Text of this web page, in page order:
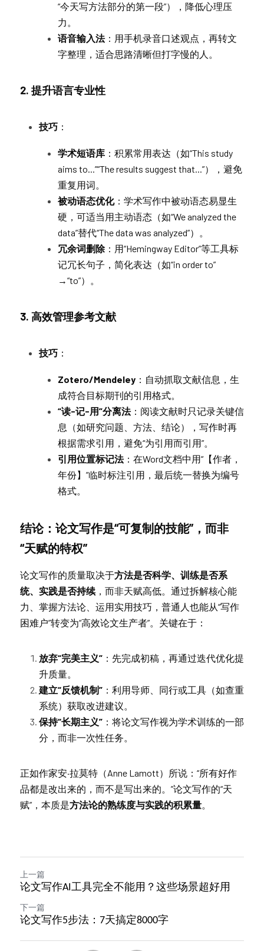
“今天写方法部分的第一段”），降低心理压
力。
语音输入法：用手机录音口述观点，再转文
字整理，适合思路清晰但打字慢的人。
2. 提升语言专业性
技巧 ：
学术短语库 ：积累常用表达（如“This study
aims to...”“The results suggest that...”），避免
重复用词。
被动语态优化：学术写作中被动语态易显生
硬，可适当用主动语态（如“We analyzed the
data”替代“The data was analyzed”）。
冗余词删除：用“Hemingway Editor”等工具标
记冗长句子，简化表达（如“in order to”
→“to”）。
3. 高效管理参考文献
技巧 ：
Zotero/Mendeley ：自动抓取文献信息，生
成符合目标期刊的引用格式。
“读-记-用”分离法：阅读文献时只记录关键信
息（如研究问题、方法、结论），写作时再
根据需求引用，避免“为引用而引用”。
引用位置标记法：在Word文档中用“【作者，
年份】”临时标注引用，最后统一替换为编号
格式。
结论：论文写作是“可复制的技能”，而非
“天赋的特权”
论文写作的质量取决于方法是否科学、训练是否系
统、实践是否持续，而非天赋高低。通过拆解核心能
力、掌握方法论、运用实用技巧，普通人也能从“写作
困难户”转变为“高效论文生产者”。关键在于：
放弃“完美主义” ：先完成初稿，再通过迭代优化提
升质量。
建立“反馈机制” ：利用导师、同行或工具（如查重
系统）获取改进建议。
保持“长期主义” ：将论文写作视为学术训练的一部
分，而非一次性任务。
正如作家安·拉莫特（Anne Lamott）所说：“所有好作
品都是改出来的，而不是写出来的。”论文写作的“天
赋”，本质是方法论的熟练度与实践的积累量。
上一篇
论文写作AI工具完全不能用？这些场景超好用
下一篇
论文写作5步法：7天搞定8000字